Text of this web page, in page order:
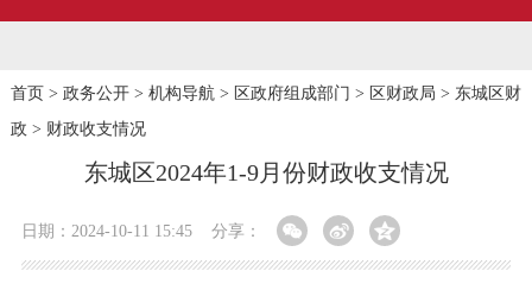
首页 > 政务公开> 机构导航 > 区政府组成部门 > 区财政局 > 东城区财
政 > 财政收支情况
东城区2024年1-9月份财政收支情况
日期：2024-10-11 15:45 分享：